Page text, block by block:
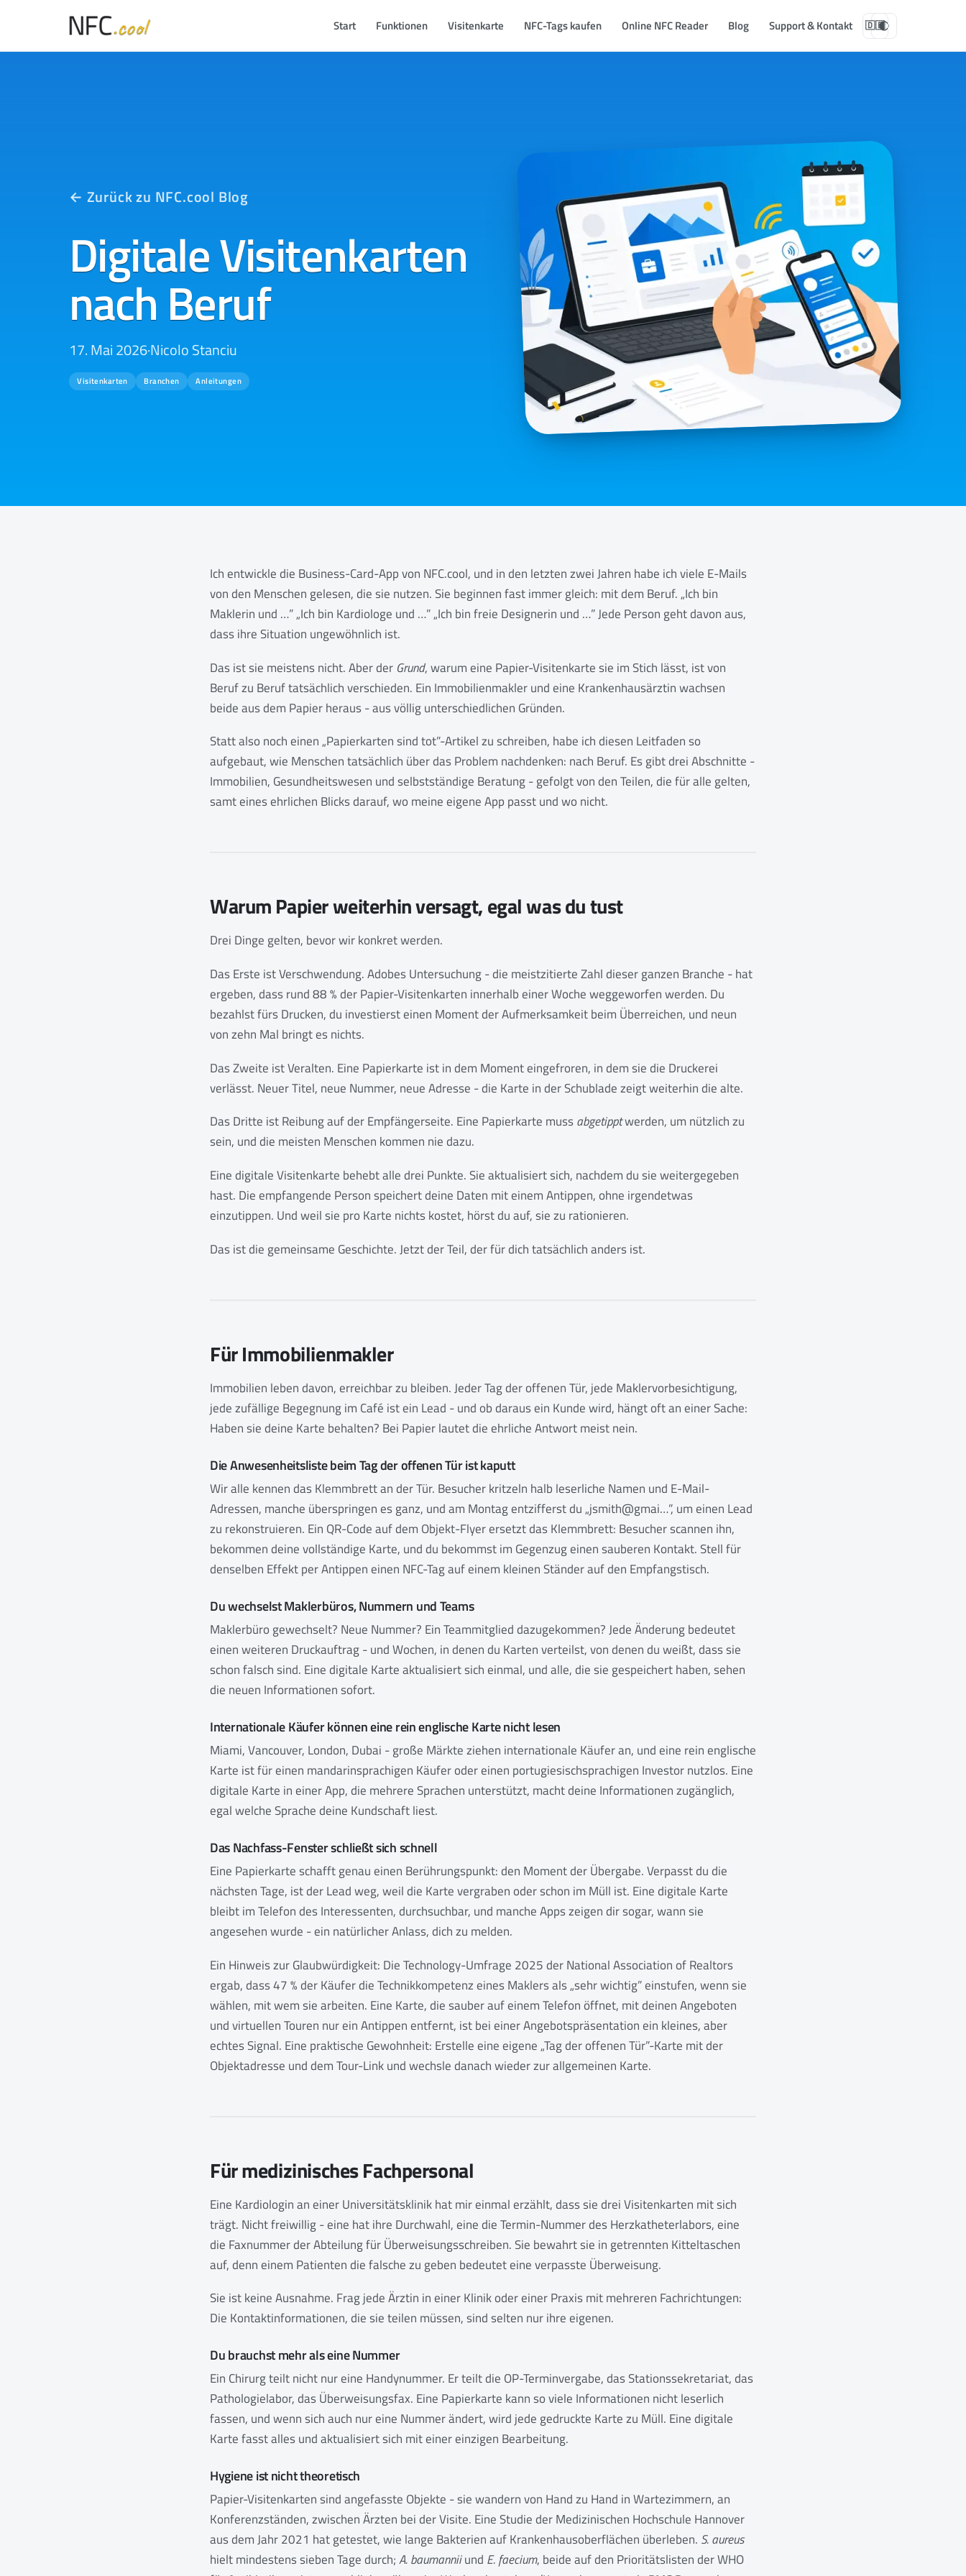
Start Funktionen Visitenkarte NFC-Tags kaufen Online NFC Reader Blog Support & Kontakt 🇩🇪
← Zurück zu NFC.cool Blog
Digitale Visitenkarten
nach Beruf
17. Mai 2026·Nicolo Stanciu
Visitenkarten Branchen Anleitungen
Ich entwickle die Business-Card-App von NFC.cool, und in den letzten zwei Jahren habe ich viele E-Mails
von den Menschen gelesen, die sie nutzen. Sie beginnen fast immer gleich: mit dem Beruf. „Ich bin
Maklerin und …” „Ich bin Kardiologe und …” „Ich bin freie Designerin und …” Jede Person geht davon aus,
dass ihre Situation ungewöhnlich ist.
Das ist sie meistens nicht. Aber der Grund, warum eine Papier-Visitenkarte sie im Stich lässt, ist von
Beruf zu Beruf tatsächlich verschieden. Ein Immobilienmakler und eine Krankenhausärztin wachsen
beide aus dem Papier heraus - aus völlig unterschiedlichen Gründen.
Statt also noch einen „Papierkarten sind tot”-Artikel zu schreiben, habe ich diesen Leitfaden so
aufgebaut, wie Menschen tatsächlich über das Problem nachdenken: nach Beruf. Es gibt drei Abschnitte -
Immobilien, Gesundheitswesen und selbstständige Beratung - gefolgt von den Teilen, die für alle gelten,
samt eines ehrlichen Blicks darauf, wo meine eigene App passt und wo nicht.
Warum Papier weiterhin versagt, egal was du tust
Drei Dinge gelten, bevor wir konkret werden.
Das Erste ist Verschwendung. Adobes Untersuchung - die meistzitierte Zahl dieser ganzen Branche - hat
ergeben, dass rund 88 % der Papier-Visitenkarten innerhalb einer Woche weggeworfen werden. Du
bezahlst fürs Drucken, du investierst einen Moment der Aufmerksamkeit beim Überreichen, und neun
von zehn Mal bringt es nichts.
Das Zweite ist Veralten. Eine Papierkarte ist in dem Moment eingefroren, in dem sie die Druckerei
verlässt. Neuer Titel, neue Nummer, neue Adresse - die Karte in der Schublade zeigt weiterhin die alte.
Das Dritte ist Reibung auf der Empfängerseite. Eine Papierkarte muss abgetipptwerden, um nützlich zu
sein, und die meisten Menschen kommen nie dazu.
Eine digitale Visitenkarte behebt alle drei Punkte. Sie aktualisiert sich, nachdem du sie weitergegeben
hast. Die empfangende Person speichert deine Daten mit einem Antippen, ohne irgendetwas
einzutippen. Und weil sie pro Karte nichts kostet, hörst du auf, sie zu rationieren.
Das ist die gemeinsame Geschichte. Jetzt der Teil, der für dich tatsächlich anders ist.
Für Immobilienmakler
Immobilien leben davon, erreichbar zu bleiben. Jeder Tag der offenen Tür, jede Maklervorbesichtigung,
jede zufällige Begegnung im Café ist ein Lead - und ob daraus ein Kunde wird, hängt oft an einer Sache:
Haben sie deine Karte behalten? Bei Papier lautet die ehrliche Antwort meist nein.
Die Anwesenheitsliste beim Tag der offenen Tür ist kaputt
Wir alle kennen das Klemmbrett an der Tür. Besucher kritzeln halb leserliche Namen und E-Mail-
Adressen, manche überspringen es ganz, und am Montag entzifferst du „jsmith@gmai…”, um einen Lead
zu rekonstruieren. Ein QR-Code auf dem Objekt-Flyer ersetzt das Klemmbrett: Besucher scannen ihn,
bekommen deine vollständige Karte, und du bekommst im Gegenzug einen sauberen Kontakt. Stell für
denselben Effekt per Antippen einen NFC-Tag auf einem kleinen Ständer auf den Empfangstisch.
Du wechselst Maklerbüros, Nummern und Teams
Maklerbüro gewechselt? Neue Nummer? Ein Teammitglied dazugekommen? Jede Änderung bedeutet
einen weiteren Druckauftrag - und Wochen, in denen du Karten verteilst, von denen du weißt, dass sie
schon falsch sind. Eine digitale Karte aktualisiert sich einmal, und alle, die sie gespeichert haben, sehen
die neuen Informationen sofort.
Internationale Käufer können eine rein englische Karte nicht lesen
Miami, Vancouver, London, Dubai - große Märkte ziehen internationale Käufer an, und eine rein englische
Karte ist für einen mandarinsprachigen Käufer oder einen portugiesischsprachigen Investor nutzlos. Eine
digitale Karte in einer App, die mehrere Sprachen unterstützt, macht deine Informationen zugänglich,
egal welche Sprache deine Kundschaft liest.
Das Nachfass-Fenster schließt sich schnell
Eine Papierkarte schafft genau einen Berührungspunkt: den Moment der Übergabe. Verpasst du die
nächsten Tage, ist der Lead weg, weil die Karte vergraben oder schon im Müll ist. Eine digitale Karte
bleibt im Telefon des Interessenten, durchsuchbar, und manche Apps zeigen dir sogar, wann sie
angesehen wurde - ein natürlicher Anlass, dich zu melden.
Ein Hinweis zur Glaubwürdigkeit: Die Technology-Umfrage 2025 der National Association of Realtors
ergab, dass 47 % der Käufer die Technikkompetenz eines Maklers als „sehr wichtig” einstufen, wenn sie
wählen, mit wem sie arbeiten. Eine Karte, die sauber auf einem Telefon öffnet, mit deinen Angeboten
und virtuellen Touren nur ein Antippen entfernt, ist bei einer Angebotspräsentation ein kleines, aber
echtes Signal. Eine praktische Gewohnheit: Erstelle eine eigene „Tag der offenen Tür”-Karte mit der
Objektadresse und dem Tour-Link und wechsle danach wieder zur allgemeinen Karte.
Für medizinisches Fachpersonal
Eine Kardiologin an einer Universitätsklinik hat mir einmal erzählt, dass sie drei Visitenkarten mit sich
trägt. Nicht freiwillig - eine hat ihre Durchwahl, eine die Termin-Nummer des Herzkatheterlabors, eine
die Faxnummer der Abteilung für Überweisungsschreiben. Sie bewahrt sie in getrennten Kitteltaschen
auf, denn einem Patienten die falsche zu geben bedeutet eine verpasste Überweisung.
Sie ist keine Ausnahme. Frag jede Ärztin in einer Klinik oder einer Praxis mit mehreren Fachrichtungen:
Die Kontaktinformationen, die sie teilen müssen, sind selten nur ihre eigenen.
Du brauchst mehr als eine Nummer
Ein Chirurg teilt nicht nur eine Handynummer. Er teilt die OP-Terminvergabe, das Stationssekretariat, das
Pathologielabor, das Überweisungsfax. Eine Papierkarte kann so viele Informationen nicht leserlich
fassen, und wenn sich auch nur eine Nummer ändert, wird jede gedruckte Karte zu Müll. Eine digitale
Karte fasst alles und aktualisiert sich mit einer einzigen Bearbeitung.
Hygiene ist nicht theoretisch
Papier-Visitenkarten sind angefasste Objekte - sie wandern von Hand zu Hand in Wartezimmern, an
Konferenzständen, zwischen Ärzten bei der Visite. Eine Studie der Medizinischen Hochschule Hannover
aus dem Jahr 2021 hat getestet, wie lange Bakterien auf Krankenhausoberflächen überleben. S. aureus
hielt mindestens sieben Tage durch;A. baumanniiund E. faecium, beide auf den Prioritätslisten der WHO